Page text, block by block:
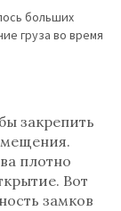
больших
груза во время
закрепить
плотно
Вот
замков